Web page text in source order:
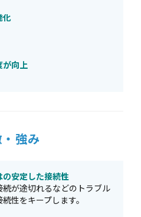
化
が向上
強み
安定した接続性
が途切れるなどのトラブル
性をキープします。